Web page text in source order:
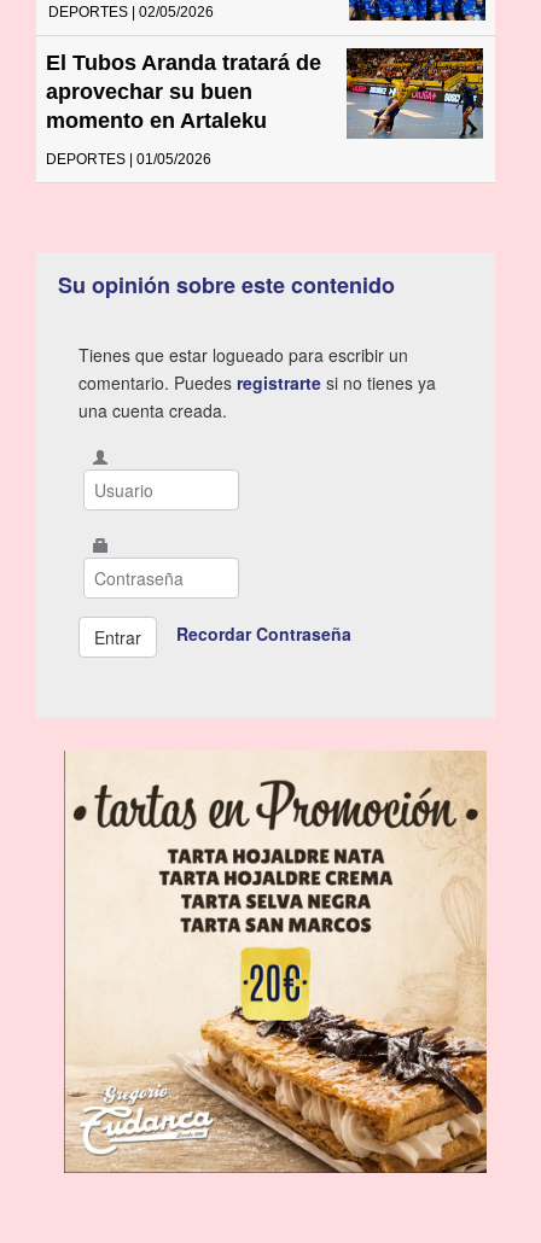
DEPORTES | 02/05/2026
El Tubos Aranda tratará de
aprovechar su buen
momento en Artaleku
DEPORTES | 01/05/2026
Su opinión sobre este contenido
Tienes que estar logueado para escribir un
comentario. Puedes registrarte si no tienes ya
una cuenta creada.
Recordar Contraseña